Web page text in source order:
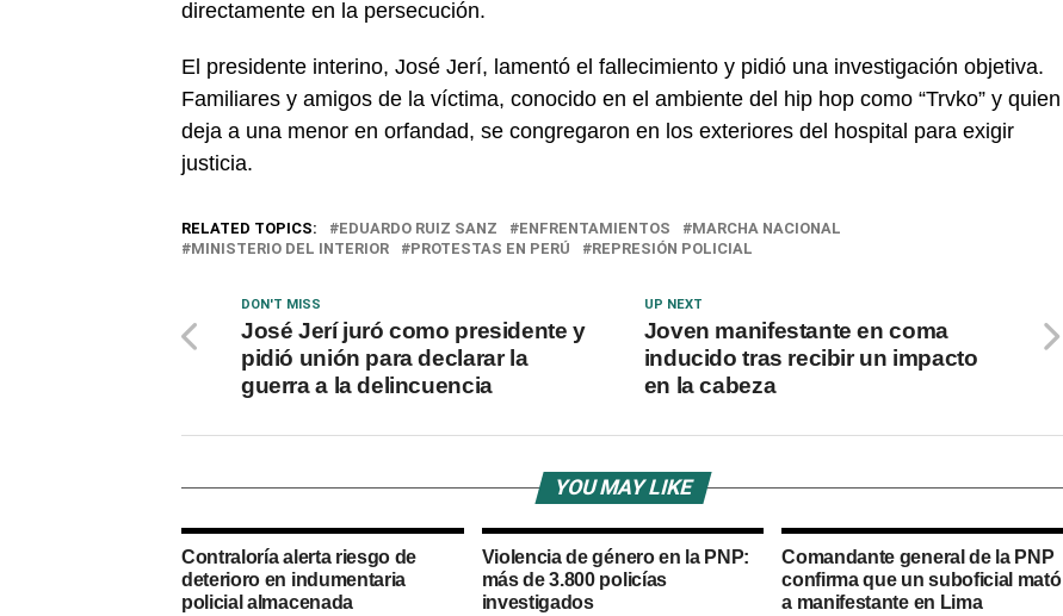
directamente en la persecución.
El presidente interino, José Jerí, lamentó el fallecimiento y pidió una investigación objetiva.
Familiares y amigos de la víctima, conocido en el ambiente del hip hop como “Trvko” y quien
deja a una menor en orfandad, se congregaron en los exteriores del hospital para exigir
justicia.
RELATED TOPICS: EDUARDO RUIZ SANZ ENFRENTAMIENTOS
MARCHA NACIONAL
MINISTERIO DEL INTERIOR
PROTESTAS EN PERÚ REPRESIÓN POLICIAL
UP NEXT
Joven manifestante en coma
inducido tras recibir un impacto
en la cabeza
DON'T MISS
José Jerí juró como presidente y
pidió unión para declarar la
guerra a la delincuencia
YOU MAY LIKE
Contraloría alerta riesgo de
deterioro en indumentaria
policial almacenada
Violencia de género en la PNP:
más de 3.800 policías
investigados
Comandante general de la PNP
confirma que un suboficial mató
a manifestante en Lima